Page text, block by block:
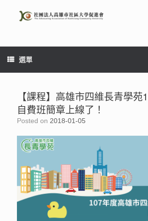
content
選單
【課程】高雄市四維長青學苑
自費班簡章上線了！
Posted on 2018-01-05